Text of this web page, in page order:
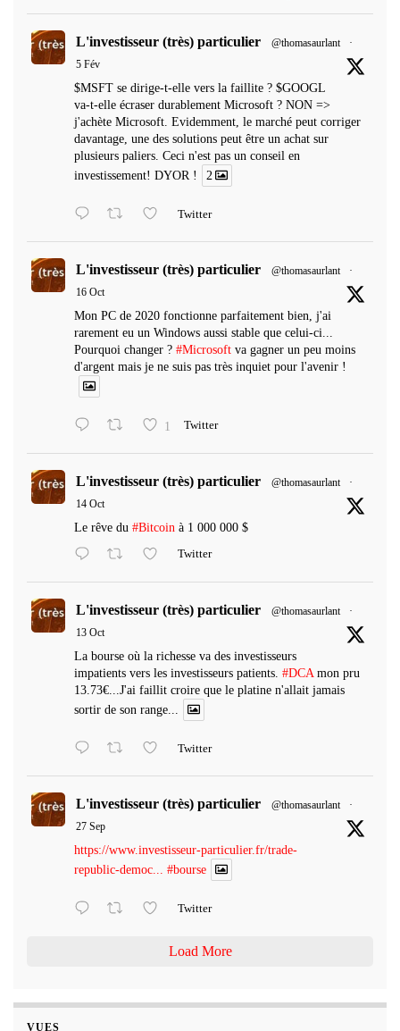
L'investisseur (très) particulier @thomasaurlant
·
5 Fév
$MSFT se dirige-t-elle vers la faillite ? $GOOGL
va-t-elle écraser durablement Microsoft ? NON =>
j'achète Microsoft. Evidemment, le marché peut corriger
davantage, une des solutions peut être un achat sur
plusieurs paliers. Ceci n'est pas un conseil en
investissement! DYOR !
2
Twitter
L'investisseur (très) particulier @thomasaurlant
·
16 Oct
Mon PC de 2020 fonctionne parfaitement bien, j'ai
rarement eu un Windows aussi stable que celui-ci...
Pourquoi changer ? #Microsoft va gagner un peu moins
d'argent mais je ne suis pas très inquiet pour l'avenir !
1 Twitter
L'investisseur (très) particulier @thomasaurlant
·
14 Oct
Le rêve du #Bitcoin à 1 000 000 $
Twitter
L'investisseur (très) particulier @thomasaurlant
·
13 Oct
La bourse où la richesse va des investisseurs
impatients vers les investisseurs patients. #DCA mon pru
13.73€...J'ai faillit croire que le platine n'allait jamais
sortir de son range...
Twitter
L'investisseur (très) particulier @thomasaurlant
·
27 Sep
https://www.investisseur-particulier.fr/trade-
republic-democ... #bourse
Twitter
Load More
VUES